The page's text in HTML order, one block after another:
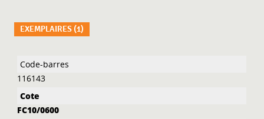
EXEMPLAIRES (1)
Liste des exemplaires
116143
FC10/0600